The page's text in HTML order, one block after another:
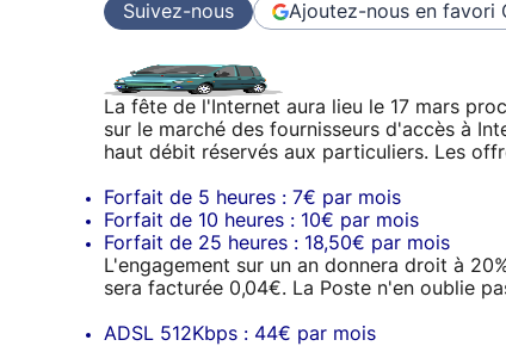
Suivez-nous Ajoutez-nous en favori
La fête de l'Internet aura lieu le 17 mars
sur le marché des fournisseurs d'accès à
haut débit réservés aux particuliers. Les
Forfait de 5 heures : 7€ par mois
Forfait de 10 heures : 10€ par mois
Forfait de 25 heures : 18,50€ par mois
L'engagement sur un an donnera droit à
sera facturée 0,04€. La Poste n'en oublie
ADSL 512Kbps : 44€ par mois